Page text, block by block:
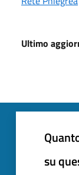
Ultimo
su